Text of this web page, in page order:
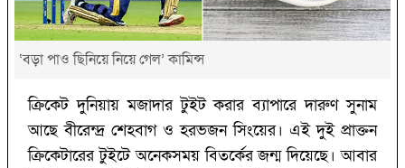
‘‌বড়া পাও ছিনিয়ে নিয়ে গেল’‌ কামিন্স
ক্রিকেট দুনিয়ায় মজাদার টুইট করার ব্যাপারে দারুণ সুনাম
আছে বীরেন্দ্র শেহবাগ ও হরভজন সিংয়ের। এই দুই প্রাক্তন
ক্রিকেটারের টুইটে অনেকসময় বিতর্কের জন্ম দিয়েছে। আবার